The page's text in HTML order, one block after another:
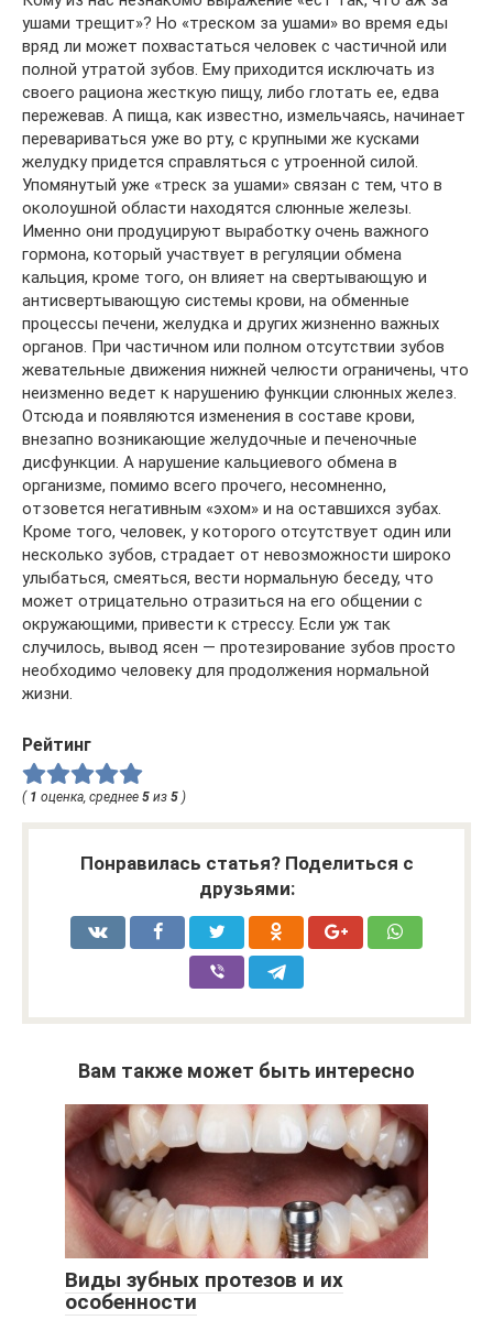
ушами трещит»? Но «треском за ушами» во время еды
вряд ли может похвастаться человек с частичной или
полной утратой зубов. Ему приходится исключать из
своего рациона жесткую пищу, либо глотать ее, едва
пережевав. А пища, как известно, измельчаясь, начинает
перевариваться уже во рту, с крупными же кусками
желудку придется справляться с утроенной силой.
Упомянутый уже «треск за ушами» связан с тем, что в
околоушной области находятся слюнные железы.
Именно они продуцируют выработку очень важного
гормона, который участвует в регуляции обмена
кальция, кроме того, он влияет на свертывающую и
антисвертывающую системы крови, на обменные
процессы печени, желудка и других жизненно важных
органов. При частичном или полном отсутствии зубов
жевательные движения нижней челюсти ограничены, что
неизменно ведет к нарушению функции слюнных желез.
Отсюда и появляются изменения в составе крови,
внезапно возникающие желудочные и печеночные
дисфункции. А нарушение кальциевого обмена в
организме, помимо всего прочего, несомненно,
отзовется негативным «эхом» и на оставшихся зубах.
Кроме того, человек, у которого отсутствует один или
несколько зубов, страдает от невозможности широко
улыбаться, смеяться, вести нормальную беседу, что
может отрицательно отразиться на его общении с
окружающими, привести к стрессу. Если уж так
случилось, вывод ясен — протезирование зубов просто
необходимо человеку для продолжения нормальной
жизни.
Рейтинг
( 1 оценка, среднее 5 из 5 )
Понравилась статья? Поделиться с
друзьями:
Вам также может быть интересно
Виды зубных протезов и их
особенности